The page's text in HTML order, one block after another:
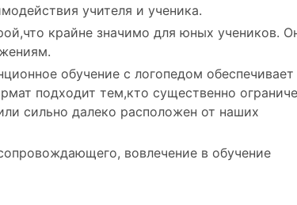
учителя и ученика.
крайне значимо для юных учеников.
обучение с логопедом обеспечивает
подходит тем,кто существенно
сильно далеко расположен от наших
вовлечение в обучение